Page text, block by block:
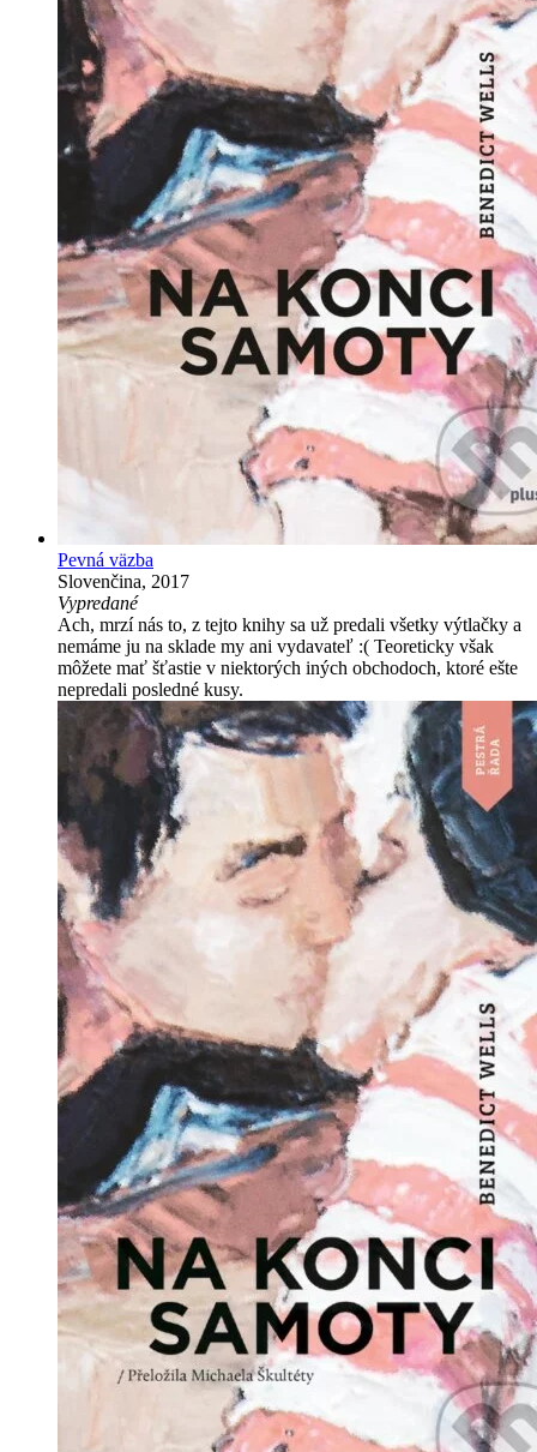
Pevná väzba
Slovenčina, 2017
Vypredané
Ach, mrzí nás to, z tejto knihy sa už predali všetky výtlačky a
nemáme ju na sklade my ani vydavateľ :( Teoreticky však
môžete mať šťastie v niektorých iných obchodoch, ktoré ešte
nepredali posledné kusy.